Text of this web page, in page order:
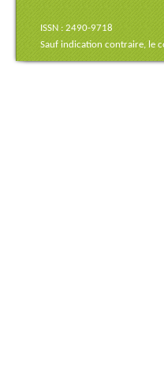
ISSN : 2490-9718
Sauf indication contraire, le